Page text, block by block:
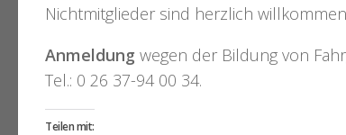
Nichtmitglieder sind herzlich
Anmeldung wegen der Bildung von
Tel.: 0 26 37-94 00 34.
Teilen mit: